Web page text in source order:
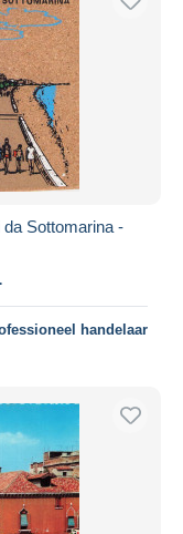
da Sottomarina -
handelaar